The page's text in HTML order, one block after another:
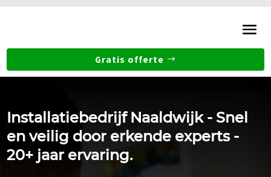
Gratis offerte
Installatiebedrijf Naaldwijk - Snel
en veilig door erkende experts -
20+ jaar ervaring.